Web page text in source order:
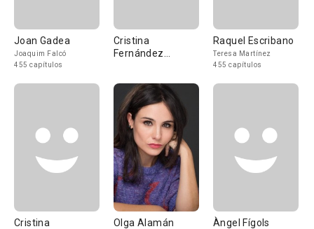
Joan Gadea
Joaquim Falcó
455 capítulos
Cristina
Fernández
Raquel Escribano
Teresa Martínez
455 capítulos
Cristina
Olga Alamán Àngel Fígols